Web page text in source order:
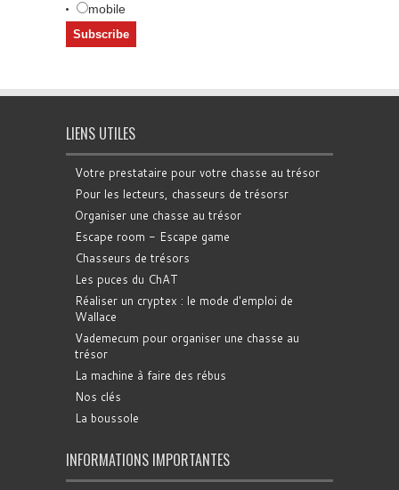
mobile
LIENS UTILES
Votre prestataire pour votre chasse au trésor
Pour les lecteurs, chasseurs de trésorsr
Organiser une chasse au trésor
Escape room - Escape game
Chasseurs de trésors
Les puces du ChAT
Réaliser un cryptex : le mode d'emploi de
Wallace
Vademecum pour organiser une chasse au
trésor
La machine à faire des rébus
Nos clés
La boussole
INFORMATIONS IMPORTANTES